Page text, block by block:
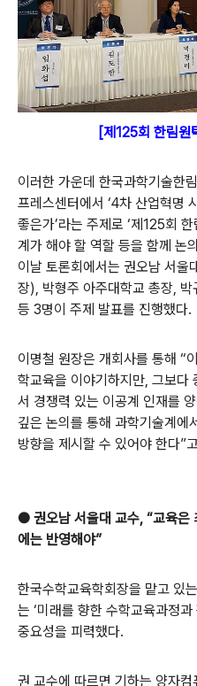
[제125회 한림원
이러한 가운데 한국과학기술한
프레스센터에서 ‘4차 산업혁명
좋은가’라는 주제로 ‘제125회
계가 해야 할 역할 등을 함께 논
이날 토론회에서는 권오남 서울
장), 박형주 아주대학교 총장,
등 3명이 주제 발표를 진행했다.
이명철 원장은 개회사를 통해 “
학교육을 이야기하지만, 그보다
서 경쟁력 있는 이공계 인재를
깊은 논의를 통해 과학기술계에
방향을 제시할 수 있어야 한다”
● 권오남 서울대 교수, “교육
에는 반영해야”
한국수학교육학회장을 맡고 있
는 ‘미래를 향한 수학교육과정과
중요성을 피력했다.
권 교수에 따르면 기하는 양자